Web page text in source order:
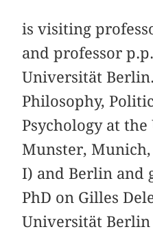
is visiting
and professor
Universität
Philosophy,
Psychology at
Munster,
I) and Berlin and
PhD on Gilles
Universität Berlin